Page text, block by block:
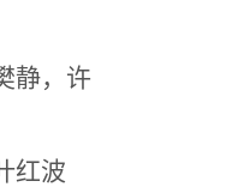
静，许
红波